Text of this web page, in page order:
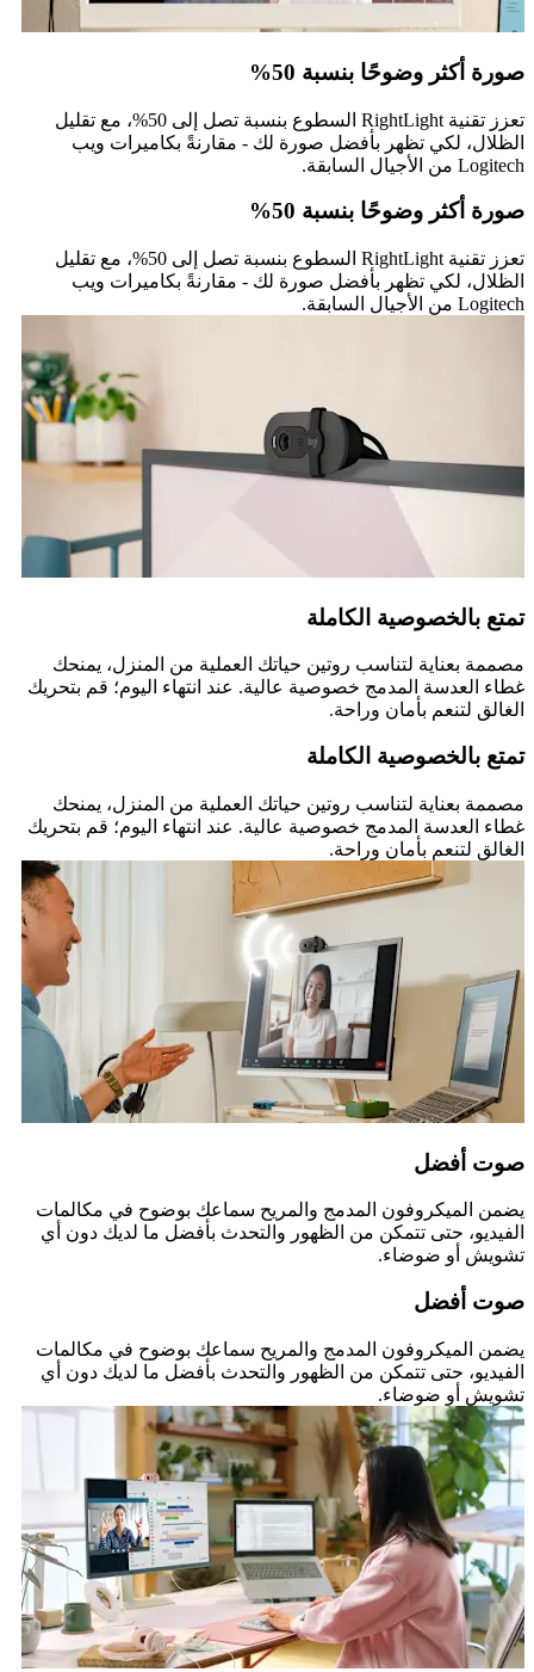
صورة أكثر وضوحًا بنسبة 50%
تعزز تقنية RightLight السطوع بنسبة تصل إلى 50%، مع تقليل
الظلال، لكي تظهر بأفضل صورة لك - مقارنةً بكاميرات ويب
Logitech من الأجيال السابقة.
صورة أكثر وضوحًا بنسبة 50%
تعزز تقنية RightLight السطوع بنسبة تصل إلى 50%، مع تقليل
الظلال، لكي تظهر بأفضل صورة لك - مقارنةً بكاميرات ويب
Logitech من الأجيال السابقة.
تمتع بالخصوصية الكاملة
مصممة بعناية لتناسب روتين حياتك العملية من المنزل، يمنحك
غطاء العدسة المدمج خصوصية عالية. عند انتهاء اليوم؛ قم بتحريك
الغالق لتنعم بأمان وراحة.
تمتع بالخصوصية الكاملة
مصممة بعناية لتناسب روتين حياتك العملية من المنزل، يمنحك
غطاء العدسة المدمج خصوصية عالية. عند انتهاء اليوم؛ قم بتحريك
الغالق لتنعم بأمان وراحة.
صوت أفضل
يضمن الميكروفون المدمج والمريح سماعك بوضوح في مكالمات
الفيديو، حتى تتمكن من الظهور والتحدث بأفضل ما لديك دون أي
تشويش أو ضوضاء.
صوت أفضل
يضمن الميكروفون المدمج والمريح سماعك بوضوح في مكالمات
الفيديو، حتى تتمكن من الظهور والتحدث بأفضل ما لديك دون أي
تشويش أو ضوضاء.